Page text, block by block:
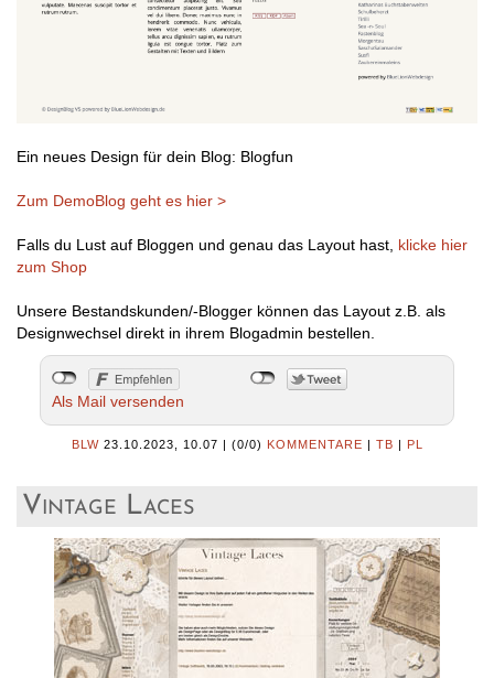
Ein neues Design für dein Blog: Blogfun
Zum DemoBlog geht es hier >
Falls du Lust auf Bloggen und genau das Layout hast, klicke hier
zum Shop
Unsere Bestandskunden/-Blogger können das Layout z.B. als
Designwechsel direkt in ihrem Blogadmin bestellen.
Als Mail versenden
BLW 23.10.2023, 10.07 | (0/0) KOMMENTARE | TB | PL
Vintage Laces